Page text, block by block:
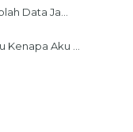
Data Ja...
Aku ...